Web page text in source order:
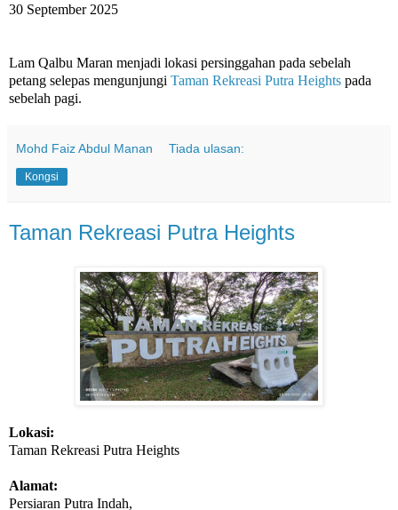
30 September 2025
Lam Qalbu Maran menjadi lokasi persinggahan pada sebelah
petang selepas mengunjungi Taman Rekreasi Putra Heights pada
sebelah pagi.
Mohd Faiz Abdul Manan Tiada ulasan:
Kongsi
Taman Rekreasi Putra Heights
Lokasi:
Taman Rekreasi Putra Heights
Alamat:
Persiaran Putra Indah,